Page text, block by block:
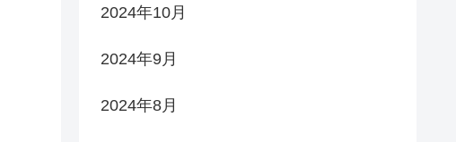
2024年10月
2024年9月
2024年8月